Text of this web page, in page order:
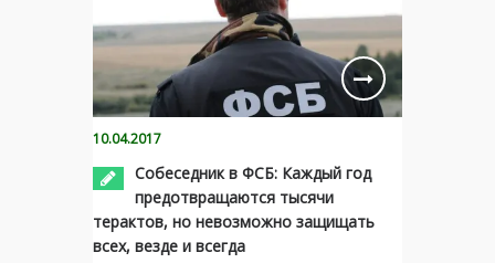
10.04.2017
Собеседник в ФСБ: Каждый год
предотвращаются тысячи
терактов, но невозможно защищать
всех, везде и всегда